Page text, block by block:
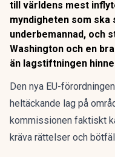
till världens mest
myndigheten som
underbemannad, och
Washington och en
än lagstiftningen
Den nya EU-
heltäckande lag på
kommissionen faktiskt
kräva rättelser och